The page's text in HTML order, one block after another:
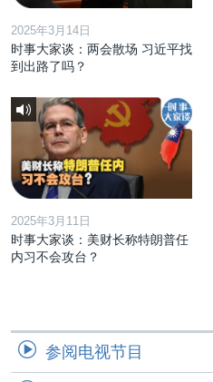
2025年3月14日
时事大家谈：两会散场 习近平找
到出路了吗？
2025年3月11日
时事大家谈：美财长称特朗普任
内习不会攻台？
参阅电视节目